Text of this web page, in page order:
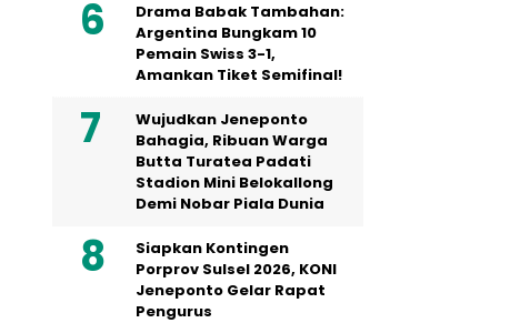
Drama Babak Tambahan:
Argentina Bungkam 10
Pemain Swiss 3-1,
Amankan Tiket Semifinal!
Wujudkan Jeneponto
Bahagia, Ribuan Warga
Butta Turatea Padati
Stadion Mini Belokallong
Demi Nobar Piala Dunia
Siapkan Kontingen
Porprov Sulsel 2026, KONI
Jeneponto Gelar Rapat
Pengurus